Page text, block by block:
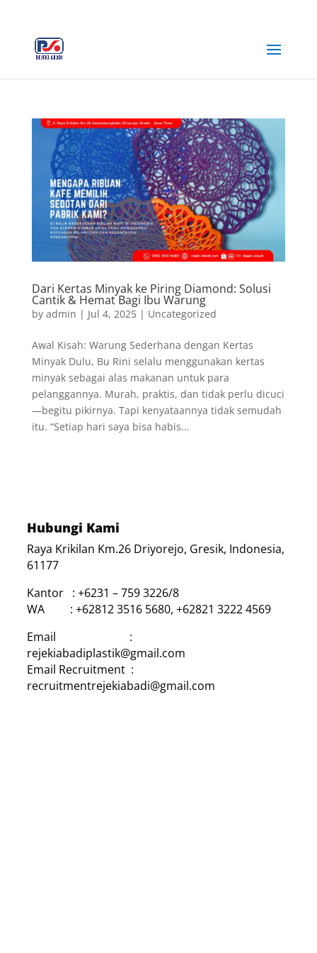
Dari Kertas Minyak ke Piring Diamond: Solusi
Cantik & Hemat Bagi Ibu Warung
by admin | Jul 4, 2025| Uncategorized
Awal Kisah: Warung Sederhana dengan Kertas
Minyak Dulu, Bu Rini selalu menggunakan kertas
minyak sebagai alas makanan untuk para
pelanggannya. Murah, praktis, dan tidak perlu dicuci
—begitu pikirnya. Tapi kenyataannya tidak semudah
itu. “Setiap hari saya bisa habis...
Hubungi Kami
Raya Krikilan Km.26 Driyorejo, Gresik, Indonesia,
61177
Kantor : +6231 – 759 3226/8
WA : +62812 3516 5680, +62821 3222 4569
Email :
rejekiabadiplastik@gmail.com
Email Recruitment :
recruitmentrejekiabadi@gmail.com